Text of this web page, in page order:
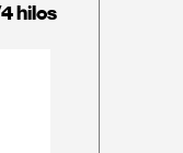
hilos